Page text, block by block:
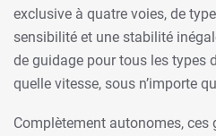
exclusive à quatre voies, de
sensibilité et une stabilité
de guidage pour tous les types
quelle vitesse, sous n’importe
Complètement autonomes, ces